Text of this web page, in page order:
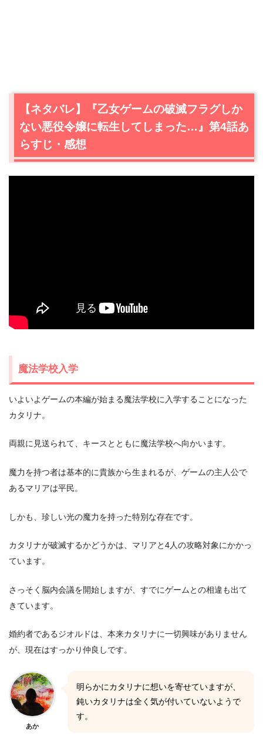
【ネタバレ】『乙女ゲームの破滅フラグしか
ない悪役令嬢に転生してしまった…』第4話あ
らすじ・感想
魔法学校入学
いよいよゲームの本編が始まる魔法学校に入学することになった
カタリナ。
両親に見送られて、キースとともに魔法学校へ向かいます。
魔力を持つ者は基本的に貴族から生まれるが、ゲームの主人公で
あるマリアは平民。
しかも、珍しい光の魔力を持った特別な存在です。
カタリナが破滅するかどうかは、マリアと4人の攻略対象にかかっ
ています。
さっそく脳内会議を開始しますが、すでにゲームとの相違も出て
きています。
婚約者であるジオルドは、本来カタリナに一切興味がありません
が、現在はすっかり仲良しです。
あか
明らかにカタリナに想いを寄せていますが、
鈍いカタリナは全く気が付いていないようで
す。